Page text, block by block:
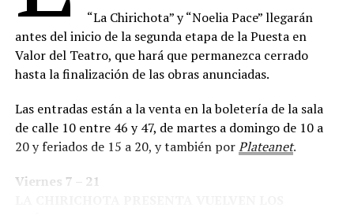
Christie. Su fama trascendió generaciones gracias a una
trama que combina intriga, falsas pistas y un
desenlace que el público mantiene en secreto desde
hace más de siete décadas.
La historia transcurre en el hostal Monkswell, aislado
por una intensa nevada, donde un grupo de
desconocidos queda atrapado mientras un joven
podría estar vinculado con un asesinato ocurrido
“La Chirichota” y “Noelia Pace” llegarán
antes del inicio de la segunda etapa de la Puesta en
Valor del Teatro, que hará que permanezca cerrado
hasta la finalización de las obras anunciadas.
Las entradas están a la venta en la boletería de la sala
de calle 10 entre 46 y 47, de martes a domingo de 10 a
20 y feriados de 15 a 20, y también porPlateanet.
Viernes 7 – 21